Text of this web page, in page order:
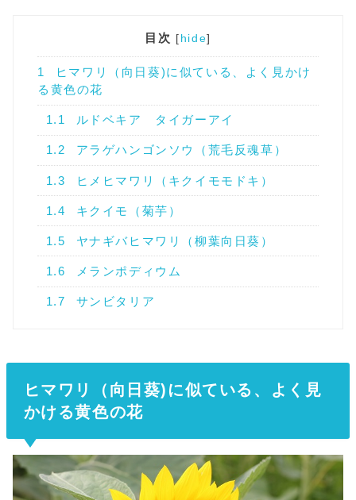
目次 [ hide]
1
ヒマワリ（向日葵)に似ている、よく見かけ
る黄色の花
1.1 ルドベキア タイガーアイ
1.2 アラゲハンゴンソウ（荒毛反魂草）
1.3 ヒメヒマワリ（キクイモモドキ）
1.4 キクイモ（菊芋）
1.5 ヤナギバヒマワリ（柳葉向日葵）
1.6 メランポディウム
1.7 サンビタリア
ヒマワリ（向日葵)に似ている、よく見
かける黄色の花